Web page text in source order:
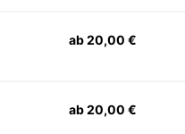
ab 20,00 €
ab 20,00 €